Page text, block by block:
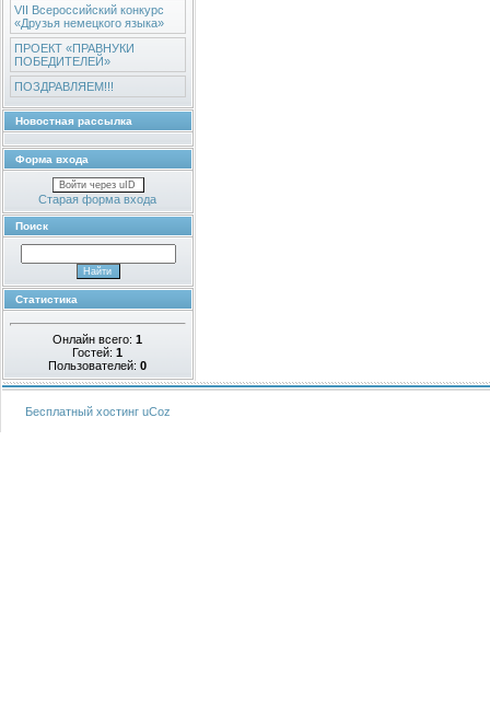
VII Всероссийский конкурс
«Друзья немецкого языка»
ПРОЕКТ «ПРАВНУКИ
ПОБЕДИТЕЛЕЙ»
ПОЗДРАВЛЯЕМ!!!
Новостная рассылка
Форма входа
Войти через uID
Старая форма входа
Поиск
Статистика
Онлайн всего:1
Гостей:1
Пользователей:0
Бесплатный хостинг uCoz